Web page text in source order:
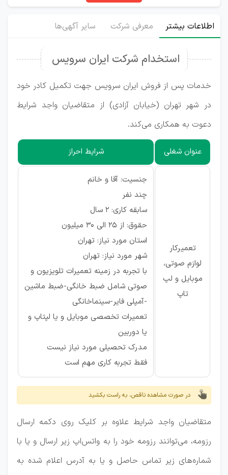
اطلاعات بیشتر معرفی شرکت سایر آگهی‌ها
استخدام شرکت ایران سرویس
خدمات پس از فروش ایران سرویس جهت تکمیل کادر خود
در شهر تهران (خیابان آزادی) از متقاضیان واجد شرایط
دعوت به همکاری می‌کند.
عنوان شغلی شرایط احراز
تعمیرکار
لوازم صوتی،
موبایل و لپ
تاپ
جنسیت: آقا و خانم
چند نفر
سابقه کاری: ۲ سال
حقوق: از ۲۵ الی ۳۰ میلیون
استان مورد نیاز: تهران
شهر مورد نیاز: تهران
با تجربه در زمینه تعمیرات تلویزیون و
صوتی شامل ضبط خانگی-ضبط ماشین
-آمپلی فایر-سینماخانگی
تعمیرات تخصصی موبایل و یا لپتاپ و
یا دوربین
مدرک تحصیلی مورد نیاز نیست
فقط تجربه کاری مهم است
در صورت مشاهده ناقص، به راست بکشید
متقاضیان واجد شرایط علاوه بر کلیک روی دکمه ارسال
رزومه، می‌توانند رزومه خود را به واتس‌اپ زیر ارسال و یا با
شماره‌های زیر تماس حاصل و یا به آدرس اعلام شده به